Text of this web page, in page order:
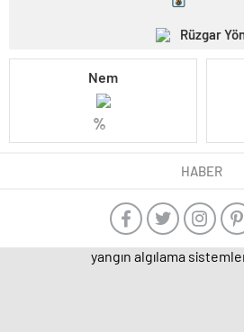
Rüzgar
Nem
%
HABER
yangın algılama